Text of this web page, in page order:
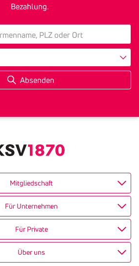
Bezah­lung.
Mitgliedschaft
Für Unternehmen
Für Private
Über uns